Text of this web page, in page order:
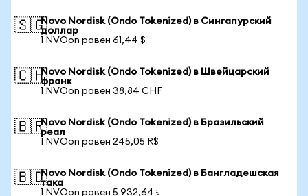
🇸🇬Novo Nordisk (Ondo Tokenized) в Сингапурский
доллар
1 NVOon равен 61,44 $
🇨🇭Novo Nordisk (Ondo Tokenized) в Швейцарский
франк
1 NVOon равен 38,84 CHF
🇧🇷Novo Nordisk (Ondo Tokenized) в Бразильский
реал
1 NVOon равен 245,05 R$
🇧🇩Novo Nordisk (Ondo Tokenized) в Бангладешская
така
1 NVOon равен 5 932,64 ৳